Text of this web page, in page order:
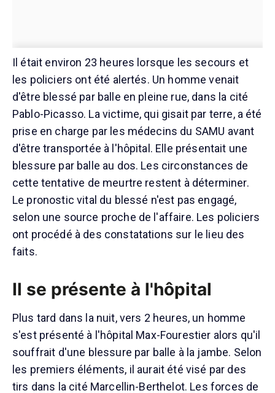
Il était environ 23 heures lorsque les secours et
les policiers ont été alertés. Un homme venait
d'être blessé par balle en pleine rue, dans la cité
Pablo-Picasso. La victime, qui gisait par terre, a été
prise en charge par les médecins du SAMU avant
d'être transportée à l'hôpital. Elle présentait une
blessure par balle au dos. Les circonstances de
cette tentative de meurtre restent à déterminer.
Le pronostic vital du blessé n'est pas engagé,
selon une source proche de l'affaire. Les policiers
ont procédé à des constatations sur le lieu des
faits.
Il se présente à l'hôpital
Plus tard dans la nuit, vers 2 heures, un homme
s'est présenté à l'hôpital Max-Fourestier alors qu'il
souffrait d'une blessure par balle à la jambe. Selon
les premiers éléments, il aurait été visé par des
tirs dans la cité Marcellin-Berthelot. Les forces de